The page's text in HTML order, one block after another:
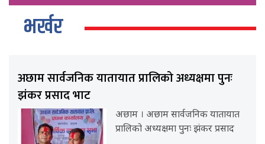
भर्खर
अछाम सार्वजनिक यातायात प्रालिको अध्यक्षमा पुनः
झंकर प्रसाद भाट
अछाम । अछाम सार्वजनिक यातायात
प्रालिको अध्यक्षमा पुनः झंकर प्रसाद